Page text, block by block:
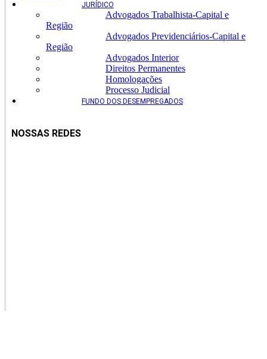
JURÍDICO
Advogados Trabalhista-Capital e
Região
Advogados Previdenciários-Capital e
Região
Advogados Interior
Direitos Permanentes
Homologações
Processo Judicial
FUNDO DOS DESEMPREGADOS
NOSSAS REDES